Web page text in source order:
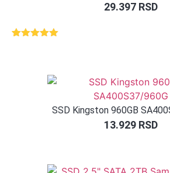
29.397 RSD
SSD Kingston 960GB
13.929 RSD